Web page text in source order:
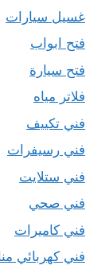
غسيل سيارات
فتح ابواب
فتح سيارة
فلاتر مياه
فني تكييف
فني رسيفرات
فني ستلايت
فني صحي
فني كاميرات
فني كهربائي